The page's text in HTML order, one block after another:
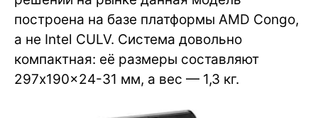
построена на базе платформы AMD Congo,
а не Intel CULV. Система довольно
компактная: её размеры составляют
297x190x24-31 мм, а вес — 1,3 кг.